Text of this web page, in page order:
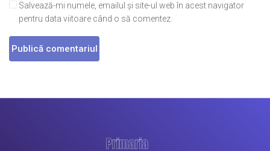
Salvează-mi numele, emailul și site-ul web în acest navigator
pentru data viitoare când o să comentez.